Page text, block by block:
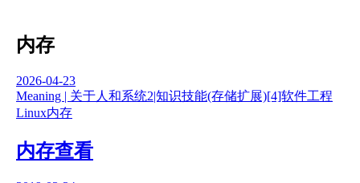
内存
2026-04-23
Meaning | 关于人和系统2|知识技能(存储扩展)[4]软件工程
Linux内存
内存查看